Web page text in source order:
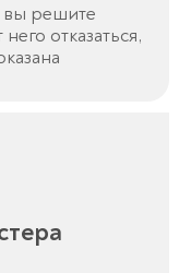
вы решите
отказаться,